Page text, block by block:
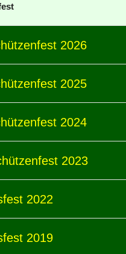
2026
2025
2024
2023
2022
2019